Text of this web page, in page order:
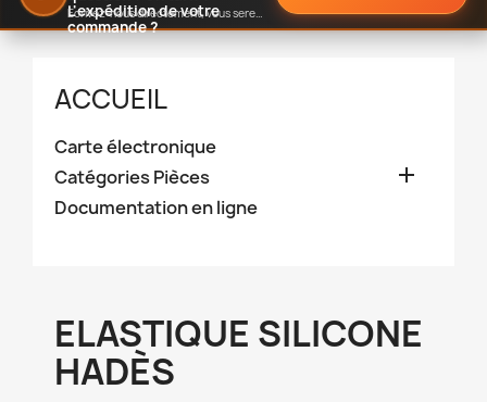
L'expédition de votre
commande ?
Écrivez-nous directement, vous serez notifié de notre réponse
ACCUEIL
Carte électronique
Catégories Pièces

Documentation en ligne
ELASTIQUE SILICONE
HADÈS